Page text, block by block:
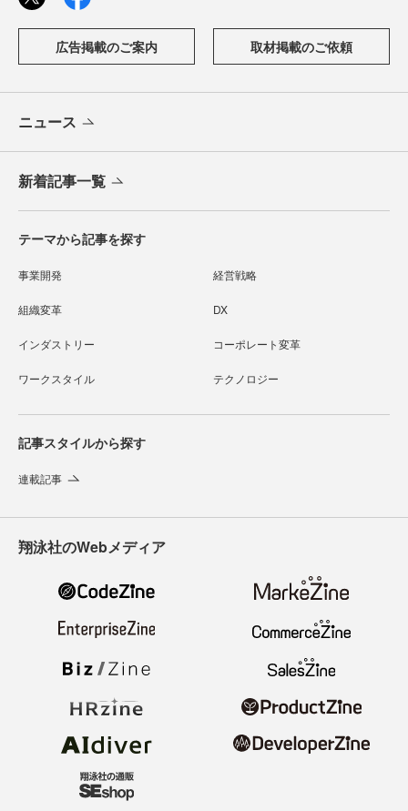
広告掲載のご案内 取材掲載のご依頼
ニュース
新着記事一覧
テーマから記事を探す
事業開発 経営戦略
組織変革 DX
インダストリー コーポレート変革
ワークスタイル テクノロジー
記事スタイルから探す
連載記事
翔泳社のWebメディア